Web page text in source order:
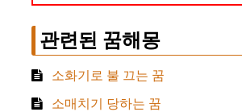
관련된 꿈해몽
소화기로 불 끄는 꿈
소매치기 당하는 꿈